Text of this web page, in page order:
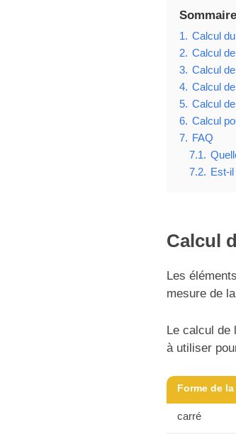
Sommaire
1. Calcul
2. Calcul
3. Calcul
4. Calcul
5. Calcul
6. Calcul
7. FAQ
7.1.
7.2. Est-
Calcul
Les
mesure de
Le calcul de
à utiliser
Forme de
carré